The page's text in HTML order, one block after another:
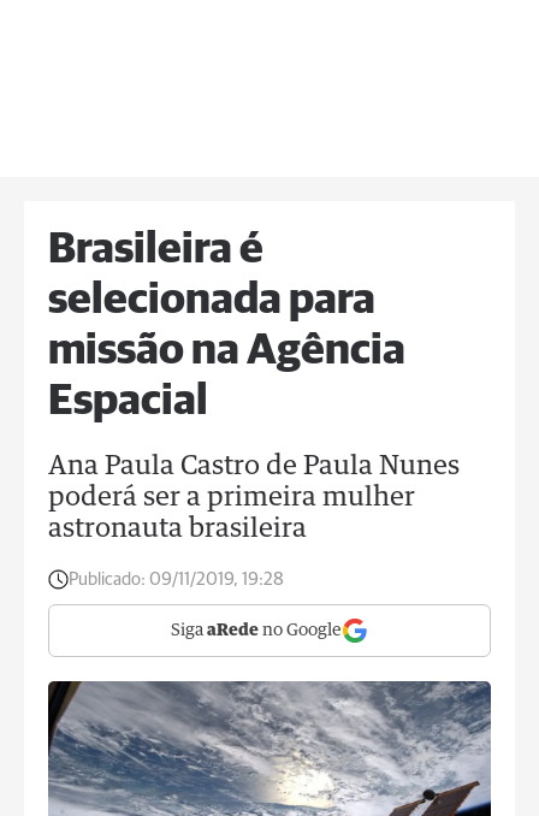
Brasileira é
selecionada para
missão na Agência
Espacial
Ana Paula Castro de Paula Nunes
poderá ser a primeira mulher
astronauta brasileira
Publicado: 09/11/2019, 19:28
Siga aRede no Google